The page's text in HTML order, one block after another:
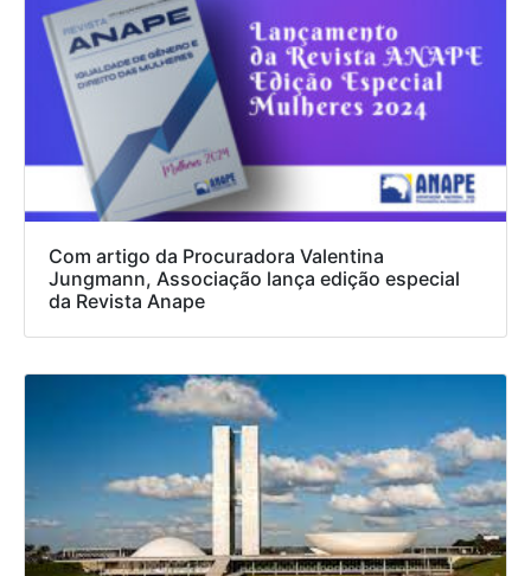
Com artigo da Procuradora Valentina
Jungmann, Associação lança edição especial
da Revista Anape